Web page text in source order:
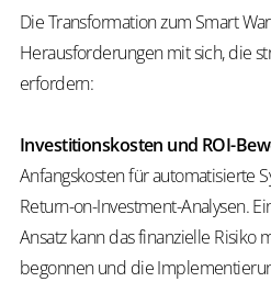
Die Transformation zum Smart
Herausforderungen mit sich, die
erfordern:
Investitionskosten und ROI-
Anfangskosten für automatisierte
Return-on-Investment-Analysen.
Ansatz kann das finanzielle Risiko
begonnen und die